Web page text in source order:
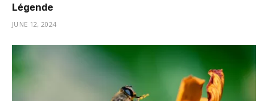
Légende
JUNE 12, 2024